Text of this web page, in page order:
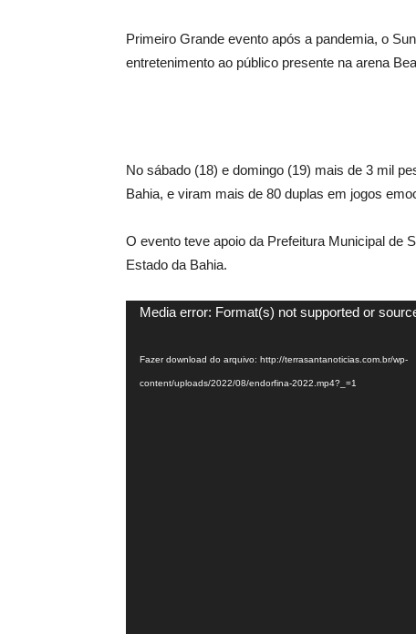
Primeiro Grande evento após a pandemia, o
entretenimento ao público presente na arena
No sábado (18) e domingo (19) mais de 3 mil
Bahia, e viram mais de 80 duplas em jogos
O evento teve apoio da Prefeitura Municipal de
Estado da Bahia.
Tocador
vídeo
Media error: Format(s) not supported or
Fazer download do arquivo: http://terrasantanoticias.com.br/wp-
content/uploads/2022/08/endorfina-2022.mp4?_=1